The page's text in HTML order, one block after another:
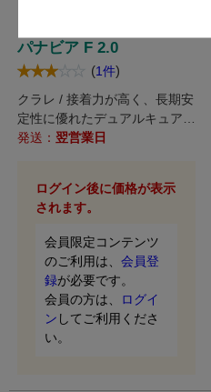
パナビア F 2.0
(1件)
クラレ / 接着力が高く、長期安
定性に優れたデュアルキュア型
レジンセメントです。
発送： 翌営業日
ログイン後に価格が表示
されます。
会員限定コンテンツ
のご利用は、 会員登
録が必要です。
会員の方は、
ログイ
ン してご利用くださ
い。